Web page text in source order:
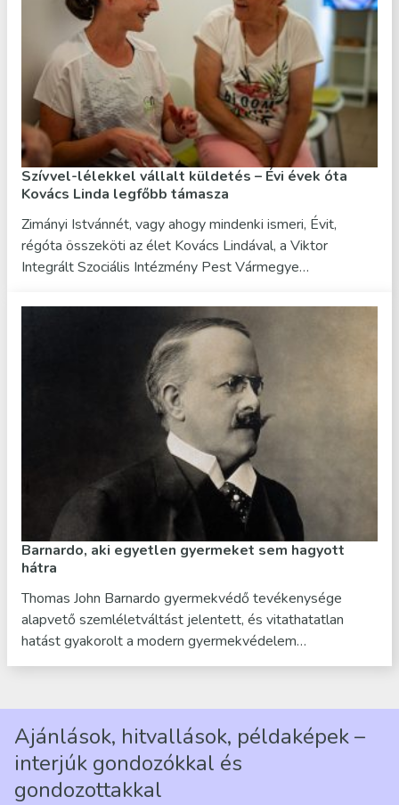
Szívvel-lélekkel vállalt küldetés – Évi évek óta
Kovács Linda legfőbb támasza
Zimányi Istvánnét, vagy ahogy mindenki ismeri, Évit,
régóta összeköti az élet Kovács Lindával, a Viktor
Integrált Szociális Intézmény Pest Vármegye…
Barnardo, aki egyetlen gyermeket sem hagyott
hátra
Thomas John Barnardo gyermekvédő tevékenysége
alapvető szemléletváltást jelentett, és vitathatatlan
hatást gyakorolt a modern gyermekvédelem…
Ajánlások, hitvallások, példaképek –
interjúk gondozókkal és
gondozottakkal